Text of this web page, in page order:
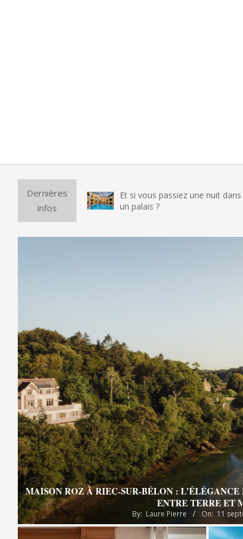
Dernières
infos
Et si vous passiez une nuit dans
un palais ?
MAISON ROZ À RIEC-SUR-BÉLON :
ENTRE TERRE ET
By: Laure Pierre On: 11